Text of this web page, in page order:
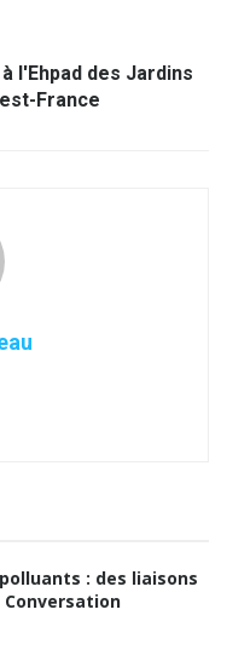
l'Ehpad des Jardins
France
: des liaisons
Conversation